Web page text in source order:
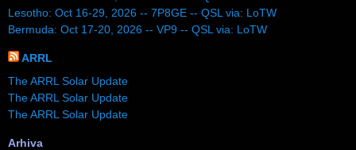
Lesotho: Oct 16-29, 2026 -- 7P8GE -- QSL via: LoTW
Bermuda: Oct 17-20, 2026 -- VP9 -- QSL via: LoTW
ARRL
The ARRL Solar Update
The ARRL Solar Update
The ARRL Solar Update
Arhiva